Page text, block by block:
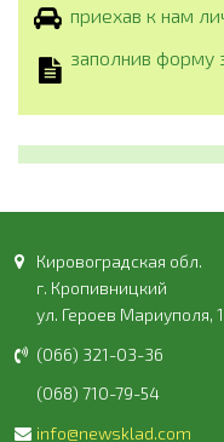
приехав к нам
заполнив форму
Кировоградская обл.
г. Кропивницкий
ул. Героев Мариуполя,
(066) 321-03-36
(068) 710-79-54
info@newsklad.com